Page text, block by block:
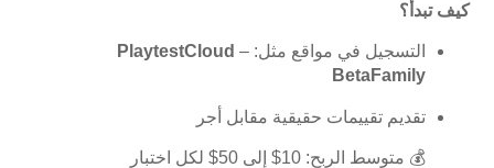
كيف تبدأ؟
التسجيل في مواقع مثل: PlaytestCloud –
BetaFamily
تقديم تقييمات حقيقية مقابل أجر
💰 متوسط الربح: 10$ إلى 50$ لكل اختبار